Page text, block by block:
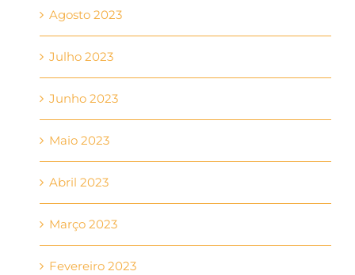
Agosto 2023
Julho 2023
Junho 2023
Maio 2023
Abril 2023
Março 2023
Fevereiro 2023